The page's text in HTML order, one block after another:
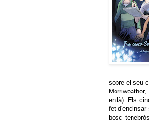
sobre el seu
enllà). Els
fet
bosc